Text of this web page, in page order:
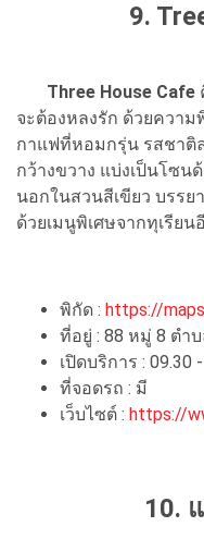
9.
Three House Cafe
จะต้องหลงรัก ด้วยควา
กาแฟที่หอมกรุ่น รสชาติ
กว้างขวาง แบ่งเป็นโซ
นอกในสวนสีเขียว บรร
ด้วยเมนูพิเศษจากทุเรีย
พิกัด : https://
ที่อยู่ : 88 หมู่ 8 ตำ
เปิดบริการ : 09.30
ที่จอดรถ : มี
เว็บไซต์ : https://
10.